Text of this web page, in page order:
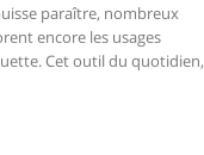
paraître, nombreux
encore les usages
Cet outil du quotidien,